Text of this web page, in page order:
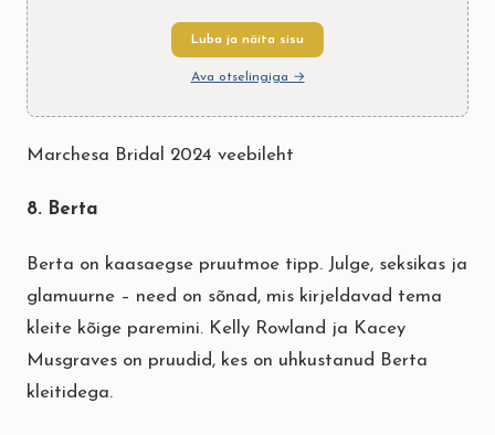
Luba ja näita sisu
Ava otselingiga →
Marchesa Bridal 2024 veebileht
8. Berta
Berta on kaasaegse pruutmoe tipp. Julge, seksikas ja
glamuurne – need on sõnad, mis kirjeldavad tema
kleite kõige paremini. Kelly Rowland ja Kacey
Musgraves on pruudid, kes on uhkustanud Berta
kleitidega.